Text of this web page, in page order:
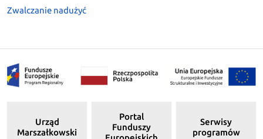
Zwalczanie nadużyć
Urząd
Marszałkowski
Portal
Funduszy
Serwisy
programów